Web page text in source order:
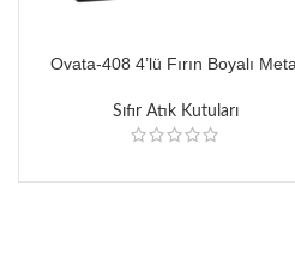
Ovata-408 4’lü Fırın Boyalı
Sıfır Atık Kutuları